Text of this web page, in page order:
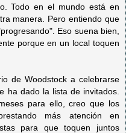
Todo en el mundo está en
manera. Pero entiendo que
Eso suena bien,
porque en un local toquen
de Woodstock a celebrarse
ha dado la lista de invitados.
para ello, creo que los
más atención en
para que toquen juntos